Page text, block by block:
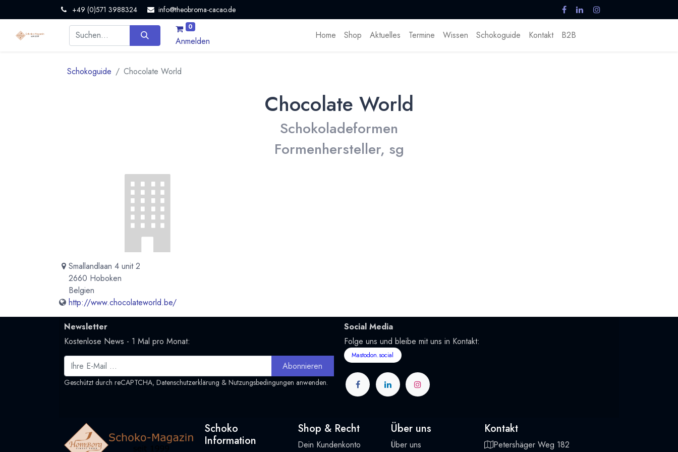
+49 (0)571 3988324 info@theobroma-cacao.de
0
Anmelden
Home Shop Aktuelles Termine Wissen Schokoguide Kontakt B2B
Schokoguide Chocolate World
Chocolate World
Schokoladeformen
Formenhersteller, sg
Smallandlaan 4 unit 2
2660 Hoboken
Belgien
http://www.chocolateworld.be/
Newsletter
Kostenlose News - 1 Mal pro Monat:
Abonnieren
Geschützt durch reCAPTCHA, Datenschutzerklärung & Nutzungsbedingungen anwenden.
Social Media
Folge uns und bleibe mit uns in Kontakt:
Mastodon.social
Schoko
Information
Shop & Recht
Dein Kundenkonto
Über uns
Über uns
Kontakt
Petershäger Weg 182